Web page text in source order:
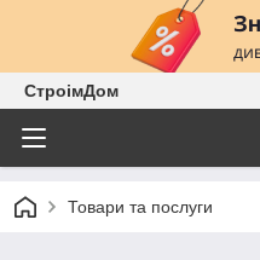
СтроімДом
Товари та послуги